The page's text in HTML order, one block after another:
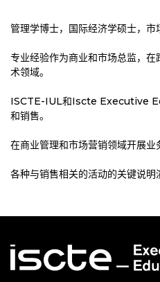
管理学博士，国际经济学硕士，
专业经验作为商业和市场总监，
术领域。
ISCTE-IUL和Iscte Executive
和销售。
在商业管理和市场营销领域开展业
各种与销售相关的活动的关键说明